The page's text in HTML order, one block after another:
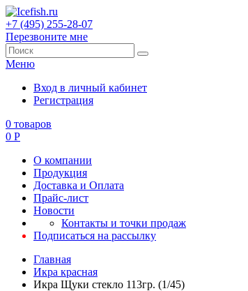
+7 (495) 255-28-07
Перезвоните мне
Меню
Вход в личный кабинет
Регистрация
0 товаров
0 Р
О компании
Продукция
Доставка и Оплата
Прайс-лист
Новости
Контакты и точки продаж
Подписаться на рассылку
Главная
Икра красная
Икра Щуки стекло 113гр. (1/45)